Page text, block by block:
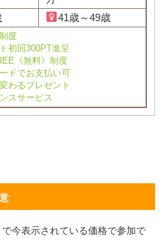
41歳～49歳
度
初回300PT進呈
《無料》制度
ドでお支払い可
わるプレゼント
スサービス
今表示されている価格で参加で